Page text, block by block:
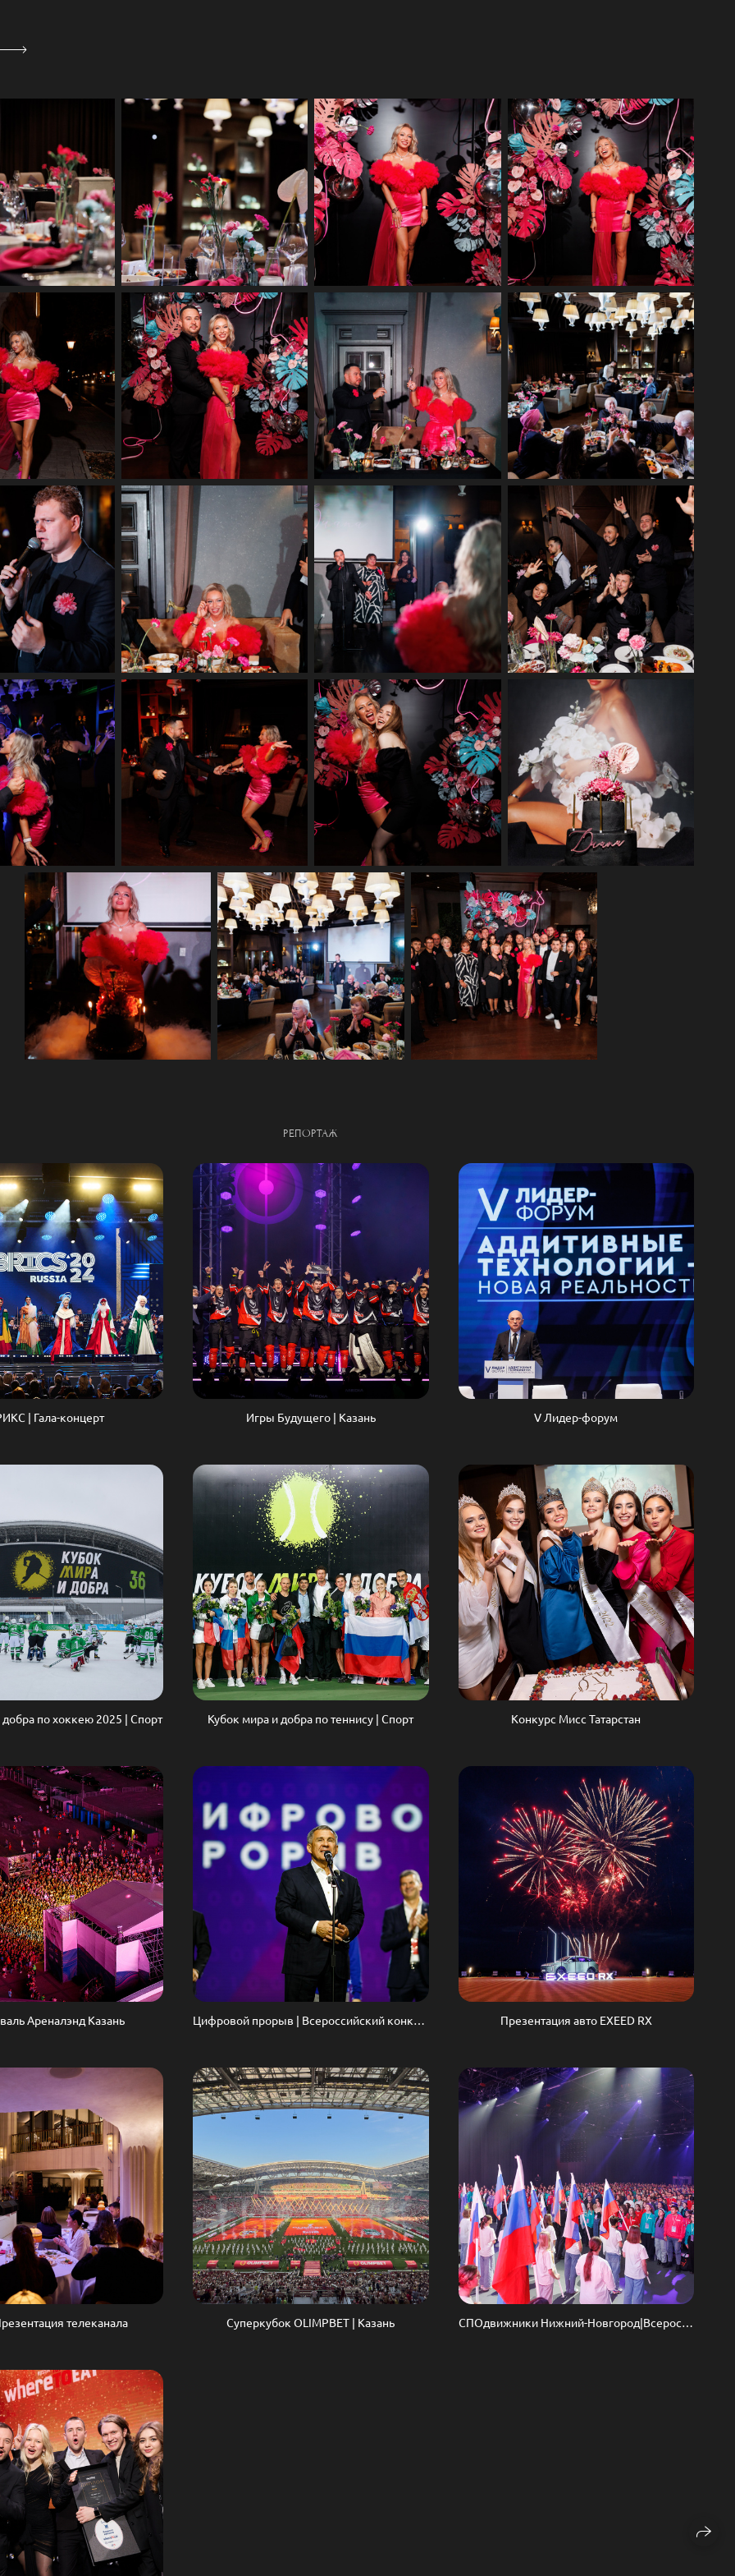
фотосъемка юбилея
Бурбон
Репортажная фотосъемка юбилея
в ресторане Бурбон
Репортажная фотосъемка юбилея
в ресторане Бурбон
Репортажная фотосъемка юбилея
в ресторане Бурбон
фотосъемка юбилея
Бурбон
Репортажная фотосъемка юбилея
в ресторане Бурбон
Репортажная фотосъемка юбилея
в ресторане Бурбон
Репортажная фотосъемка юбилея
в ресторане Бурбон
фотосъемка юбилея
Бурбон
Репортажная фотосъемка юбилея
в ресторане Бурбон
Репортажная фотосъемка юбилея
в ресторане Бурбон
Репортажная фотосъемка юбилея
в ресторане Бурбон
фотосъемка юбилея
Бурбон
Репортажная фотосъемка юбилея
в ресторане Бурбон
Репортажная фотосъемка юбилея
в ресторане Бурбон
Репортажная фотосъемка юбилея
в ресторане Бурбон
РЕПОРТАЖ
| Гала-концерт Игры Будущего | Казань V Лидер-форум
по хоккею 2025 | Спорт Кубок мира и добра по теннису | Спорт Конкурс Мисс Татарстан
Ареналэнд Казань Цифровой прорыв | Всероссийский конкурс Презентация авто EXEED RX
телеканала Суперкубок OLIMPBET | Казань СПОдвижники Нижний-Новгород|Всероссийский слёт